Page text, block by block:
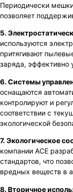
Периодически
позволяет
5.
используются
притягивают
заряда, эффективно
6. Системы
оснащаются
контролируют и
соответствии с
экологической
7. Экологическое
компании ACE
стандартов, что
вредных веществ в
8. Вторичное